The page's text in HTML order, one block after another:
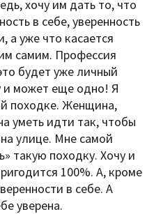
хочу им дать то, что
в себе, уверенность
а уже что касается
самим. Профессия
будет уже личный
и может еще одно! Я
походке. Женщина,
уметь идти так, чтобы
улице. Мне самой
такую походку. Хочу и
100%. А, кроме
в себе. А
уверена.